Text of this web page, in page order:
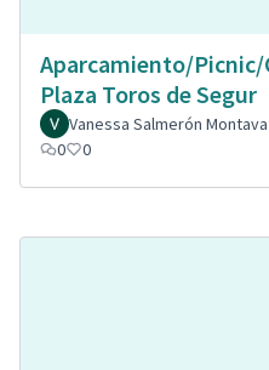
Aparcamiento/Picnic/
Plaza Toros de Segur
Vanessa Salmerón Montava
0
0